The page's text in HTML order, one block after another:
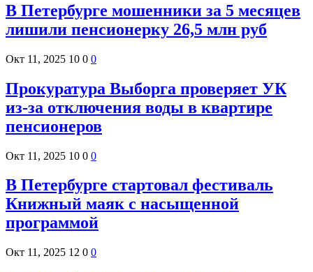
В Петербурге мошенники за 5 месяцев
лишили пенсионерку 26,5 млн руб
Окт 11, 2025 10 0 0
Прокуратура Выборга проверяет УК
из-за отключения воды в квартире
пенсионеров
Окт 11, 2025 10 0 0
В Петербурге стартовал фестиваль
Книжный маяк с насыщенной
программой
Окт 11, 2025 12 0 0